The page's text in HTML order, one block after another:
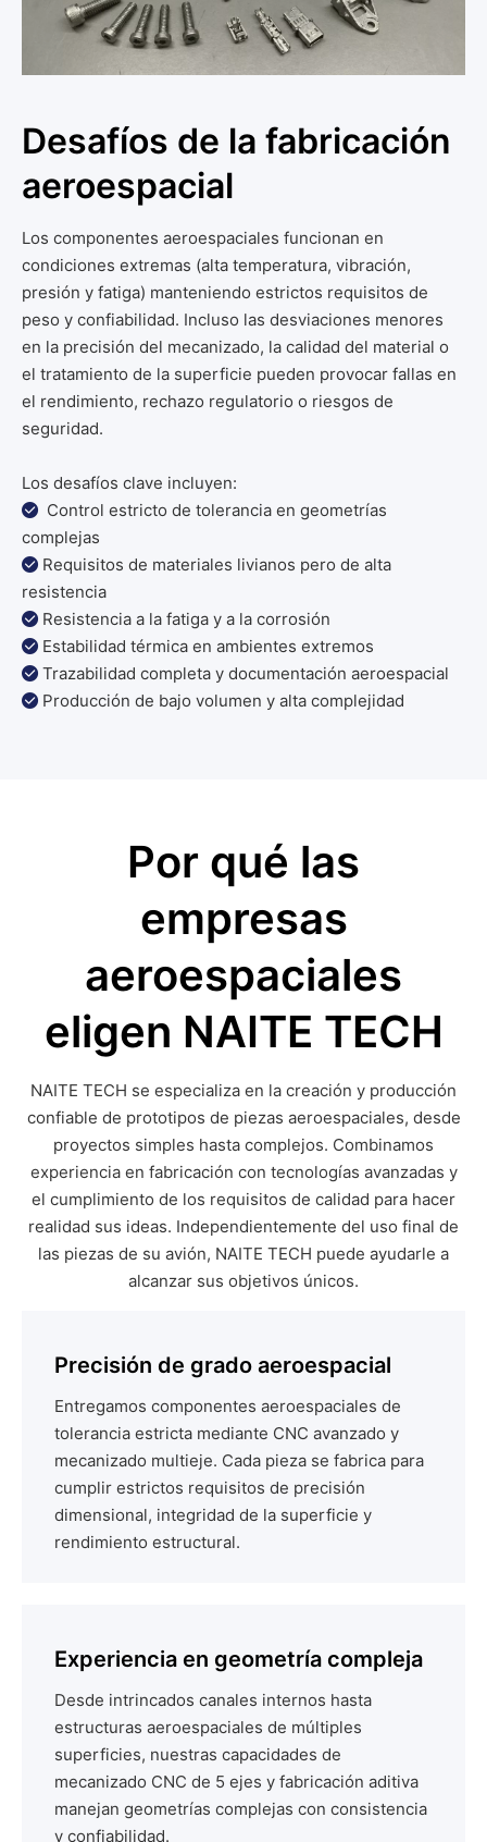
Desafíos de la fabricación
aeroespacial
Los componentes aeroespaciales funcionan en
condiciones extremas (alta temperatura, vibración,
presión y fatiga) manteniendo estrictos requisitos de
peso y confiabilidad. Incluso las desviaciones menores
en la precisión del mecanizado, la calidad del material o
el tratamiento de la superficie pueden provocar fallas en
el rendimiento, rechazo regulatorio o riesgos de
seguridad.
Los desafíos clave incluyen:
 Control estricto de tolerancia en geometrías
complejas
 Requisitos de materiales livianos pero de alta
resistencia
 Resistencia a la fatiga y a la corrosión
 Estabilidad térmica en ambientes extremos
 Trazabilidad completa y documentación aeroespacial
 Producción de bajo volumen y alta complejidad
Por qué las
empresas
aeroespaciales
eligen NAITE TECH
NAITE TECH se especializa en la creación y producción
confiable de prototipos de piezas aeroespaciales, desde
proyectos simples hasta complejos. Combinamos
experiencia en fabricación con tecnologías avanzadas y
el cumplimiento de los requisitos de calidad para hacer
realidad sus ideas. Independientemente del uso final de
las piezas de su avión, NAITE TECH puede ayudarle a
alcanzar sus objetivos únicos.
Precisión de grado aeroespacial
Entregamos componentes aeroespaciales de
tolerancia estricta mediante CNC avanzado y
mecanizado multieje. Cada pieza se fabrica para
cumplir estrictos requisitos de precisión
dimensional, integridad de la superficie y
rendimiento estructural.
Experiencia en geometría compleja
Desde intrincados canales internos hasta
estructuras aeroespaciales de múltiples
superficies, nuestras capacidades de
mecanizado CNC de 5 ejes y fabricación aditiva
manejan geometrías complejas con consistencia
y confiabilidad.